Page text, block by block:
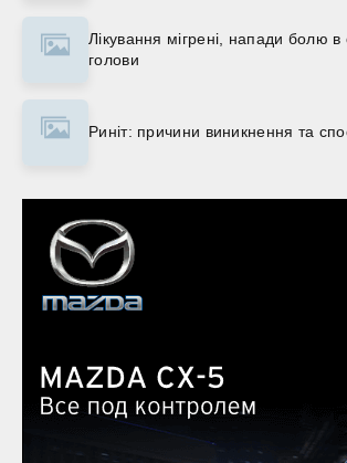
Лікування мігрені, напади болю в
голови
Риніт: причини виникнення та